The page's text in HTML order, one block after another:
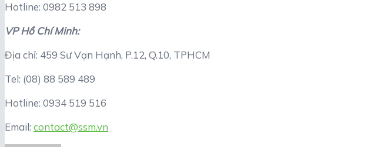
Hotline: 0982 513 898
VP Hồ Chí Minh:
Địa chỉ: 459 Sư Vạn Hạnh, P.12, Q.10, TPHCM
Tel: (08) 88 589 489
Hotline: 0934 519 516
Email: contact@ssm.vn